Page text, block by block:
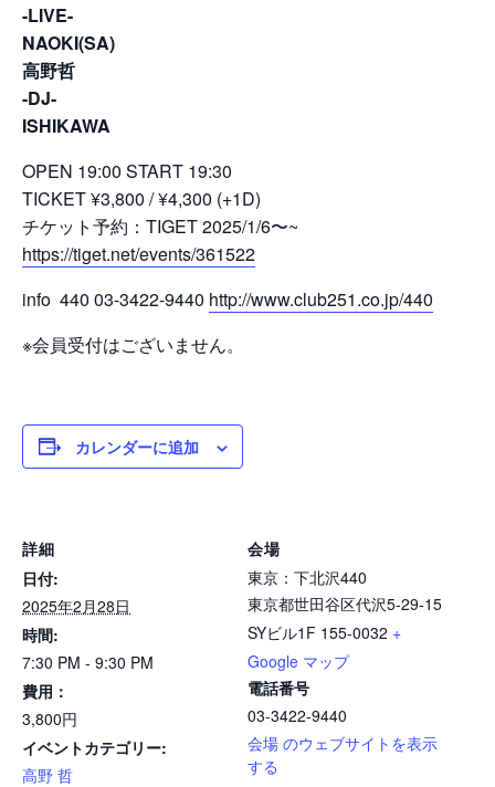
-LIVE-
NAOKI(SA)
高野哲
-DJ-
ISHIKAWA
OPEN 19:00 START 19:30
TICKET ¥3,800 / ¥4,300 (+1D)
チケット予約：TIGET 2025/1/6〜~
https://tiget.net/events/361522
info 440 03-3422-9440 http://www.club251.co.jp/440
※会員受付はございません。
カレンダーに追加
詳細
日付:
2025年2月28日
時間:
7:30 PM - 9:30 PM
費用：
3,800円
イベントカテゴリー:
高野 哲
会場
東京：下北沢440
東京都世田谷区代沢5-29-15
SYビル1F 155-0032 +
Google マップ
電話番号
03-3422-9440
会場 のウェブサイトを表示
する